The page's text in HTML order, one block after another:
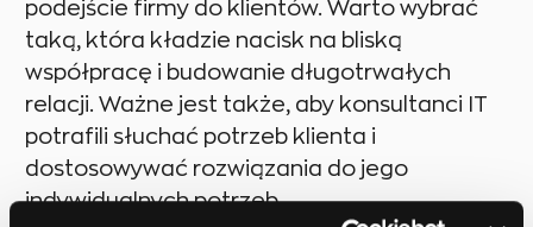
podejście firmy do klientów. Warto wybrać
taką, która kładzie nacisk na bliską
współpracę i budowanie długotrwałych
relacji. Ważne jest także, aby konsultanci IT
potrafili słuchać potrzeb klienta i
dostosowywać rozwiązania do jego
indywidualnych potrzeb.